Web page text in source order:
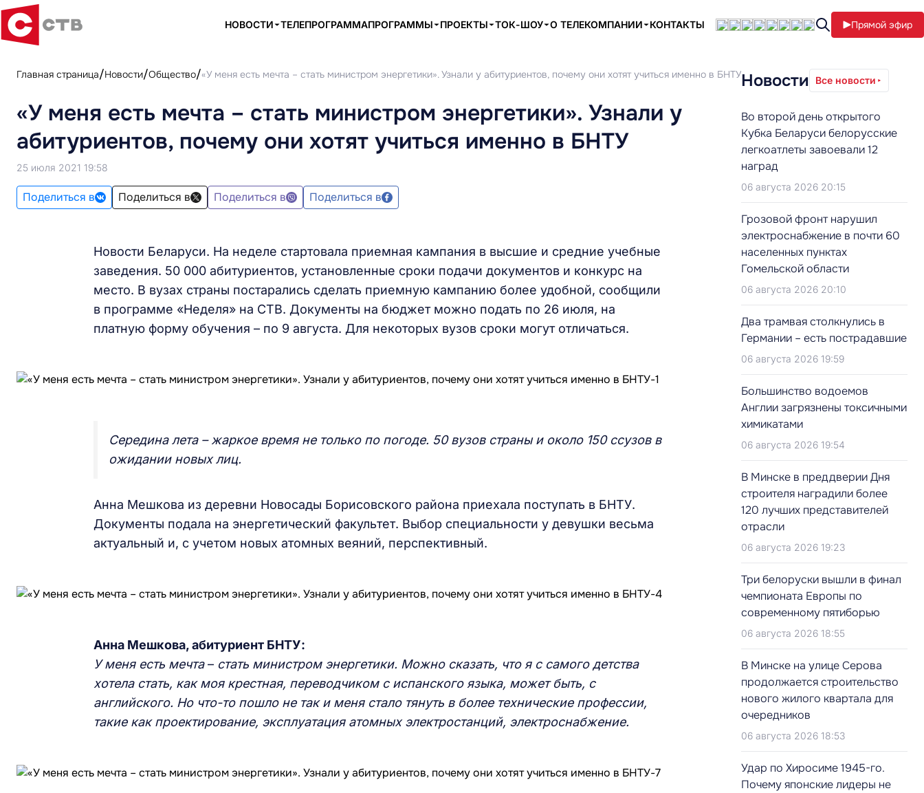
НОВОСТИ ТЕЛЕПРОГРАММАПРОГРАММЫ ПРОЕКТЫ ТОК-ШОУ О ТЕЛЕКОМПАНИИ КОНТАКТЫ Прямой эфир
Главная страница Новости Общество «У меня есть мечта – стать министром энергетики». Узнали у абитуриентов, почему они хотят учиться именно в БНТУ
«У меня есть мечта – стать министром энергетики». Узнали у
абитуриентов, почему они хотят учиться именно в БНТУ
25 июля 2021 19:58
Поделиться в Поделиться в Поделиться в Поделиться в
Новости Беларуси. На неделе стартовала приемная кампания в высшие и средние учебные
заведения. 50 000 абитуриентов, установленные сроки подачи документов и конкурс на
место. В вузах страны постарались сделать приемную кампанию более удобной, сообщили
в программе «Неделя» на СТВ. Документы на бюджет можно подать по 26 июля, на
платную форму обучения – по 9 августа. Для некоторых вузов сроки могут отличаться.
Середина лета – жаркое время не только по погоде. 50 вузов страны и около 150 ссузов в
ожидании новых лиц.
Анна Мешкова из деревни Новосады Борисовского района приехала поступать в БНТУ.
Документы подала на энергетический факультет. Выбор специальности у девушки весьма
актуальный и, с учетом новых атомных веяний, перспективный.
Анна Мешкова, абитуриент БНТУ:
У меня есть мечта– стать министром энергетики. Можно сказать, что я с самого детства
хотела стать, как моя крестная, переводчиком с испанского языка, может быть, с
английского. Но что-то пошло не так и меня стало тянуть в более технические профессии,
такие как проектирование, эксплуатация атомных электростанций, электроснабжение.
Новости Все новости
Во второй день открытого
Кубка Беларуси белорусские
легкоатлеты завоевали 12
наград
06 августа 2026 20:15
Грозовой фронт нарушил
электроснабжение в почти 60
населенных пунктах
Гомельской области
06 августа 2026 20:10
Два трамвая столкнулись в
Германии – есть пострадавшие
06 августа 2026 19:59
Большинство водоемов
Англии загрязнены токсичными
химикатами
06 августа 2026 19:54
В Минске в преддверии Дня
строителя наградили более
120 лучших представителей
отрасли
06 августа 2026 19:23
Три белоруски вышли в финал
чемпионата Европы по
современному пятиборью
06 августа 2026 18:55
В Минске на улице Серова
продолжается строительство
нового жилого квартала для
очередников
06 августа 2026 18:53
Удар по Хиросиме 1945-го.
Почему японские лидеры не